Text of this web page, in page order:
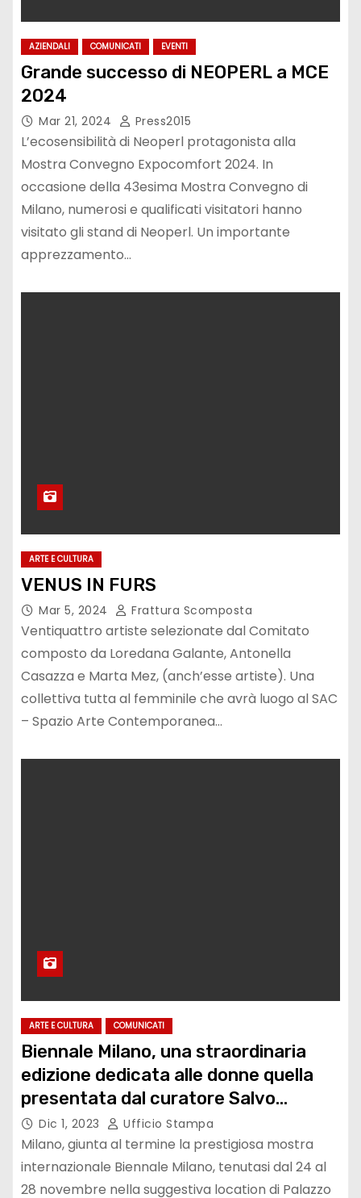
AZIENDALI COMUNICATI EVENTI
Grande successo di NEOPERL a MCE
2024
Mar 21, 2024 Press2015
L’ecosensibilità di Neoperl protagonista alla
Mostra Convegno Expocomfort 2024. In
occasione della 43esima Mostra Convegno di
Milano, numerosi e qualificati visitatori hanno
visitato gli stand di Neoperl. Un importante
apprezzamento…
ARTE E CULTURA
VENUS IN FURS
Mar 5, 2024 Frattura Scomposta
Ventiquattro artiste selezionate dal Comitato
composto da Loredana Galante, Antonella
Casazza e Marta Mez, (anch’esse artiste). Una
collettiva tutta al femminile che avrà luogo al SAC
– Spazio Arte Contemporanea…
ARTE E CULTURA COMUNICATI
Biennale Milano, una straordinaria
edizione dedicata alle donne quella
presentata dal curatore Salvo
Nugnes
Dic 1, 2023 Ufficio Stampa
Milano, giunta al termine la prestigiosa mostra
internazionale Biennale Milano, tenutasi dal 24 al
28 novembre nella suggestiva location di Palazzo